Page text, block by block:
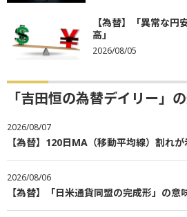
【為替】「異常な円
高」
2026/08/05
「吉田恒の為替デイリー」
2026/08/07
【為替】120日MA（移動平均線）割れ
2026/08/06
【為替】「日米通貨同盟の完成形」の意